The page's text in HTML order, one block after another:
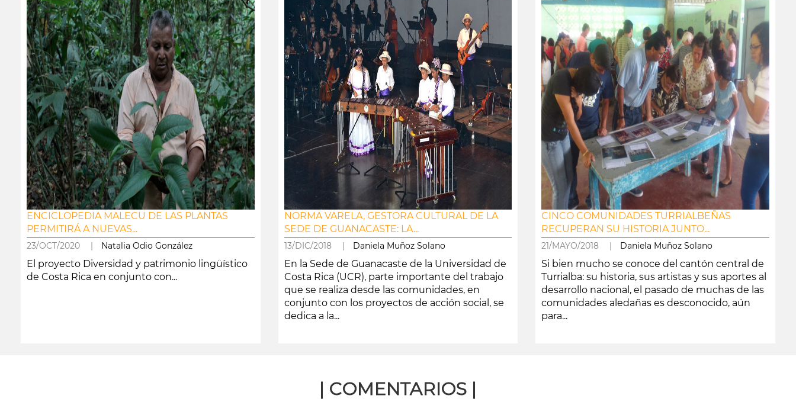
ENCICLOPEDIA MALECU DE LAS PLANTAS
PERMITIRÁ A NUEVAS...
23/OCT/2020 | Natalia Odio González
El proyecto Diversidad y patrimonio lingüístico
de Costa Rica en conjunto con...
NORMA VARELA, GESTORA CULTURAL DE LA
SEDE DE GUANACASTE: LA...
13/DIC/2018 | Daniela Muñoz Solano
En la Sede de Guanacaste de la Universidad de
Costa Rica (UCR), parte importante del trabajo
que se realiza desde las comunidades, en
conjunto con los proyectos de acción social, se
dedica a la...
CINCO COMUNIDADES TURRIALBEÑAS
RECUPERAN SU HISTORIA JUNTO...
21/MAYO/2018 | Daniela Muñoz Solano
Si bien mucho se conoce del cantón central de
Turrialba: su historia, sus artistas y sus aportes al
desarrollo nacional, el pasado de muchas de las
comunidades aledañas es desconocido, aún
para...
| COMENTARIOS |